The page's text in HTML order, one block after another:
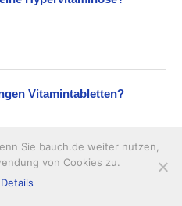
Vitamintabletten?
B17
Sie bauch.de weiter nutzen,
von Cookies zu.
Details